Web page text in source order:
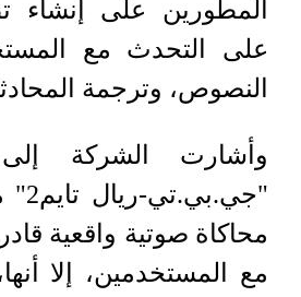
المطورين على إنشاء
على التحدث مع
النصوص، وترجمة
وأشارت الشركة
محاكاة صوتية واقعية
مع المستخدمين، إلا